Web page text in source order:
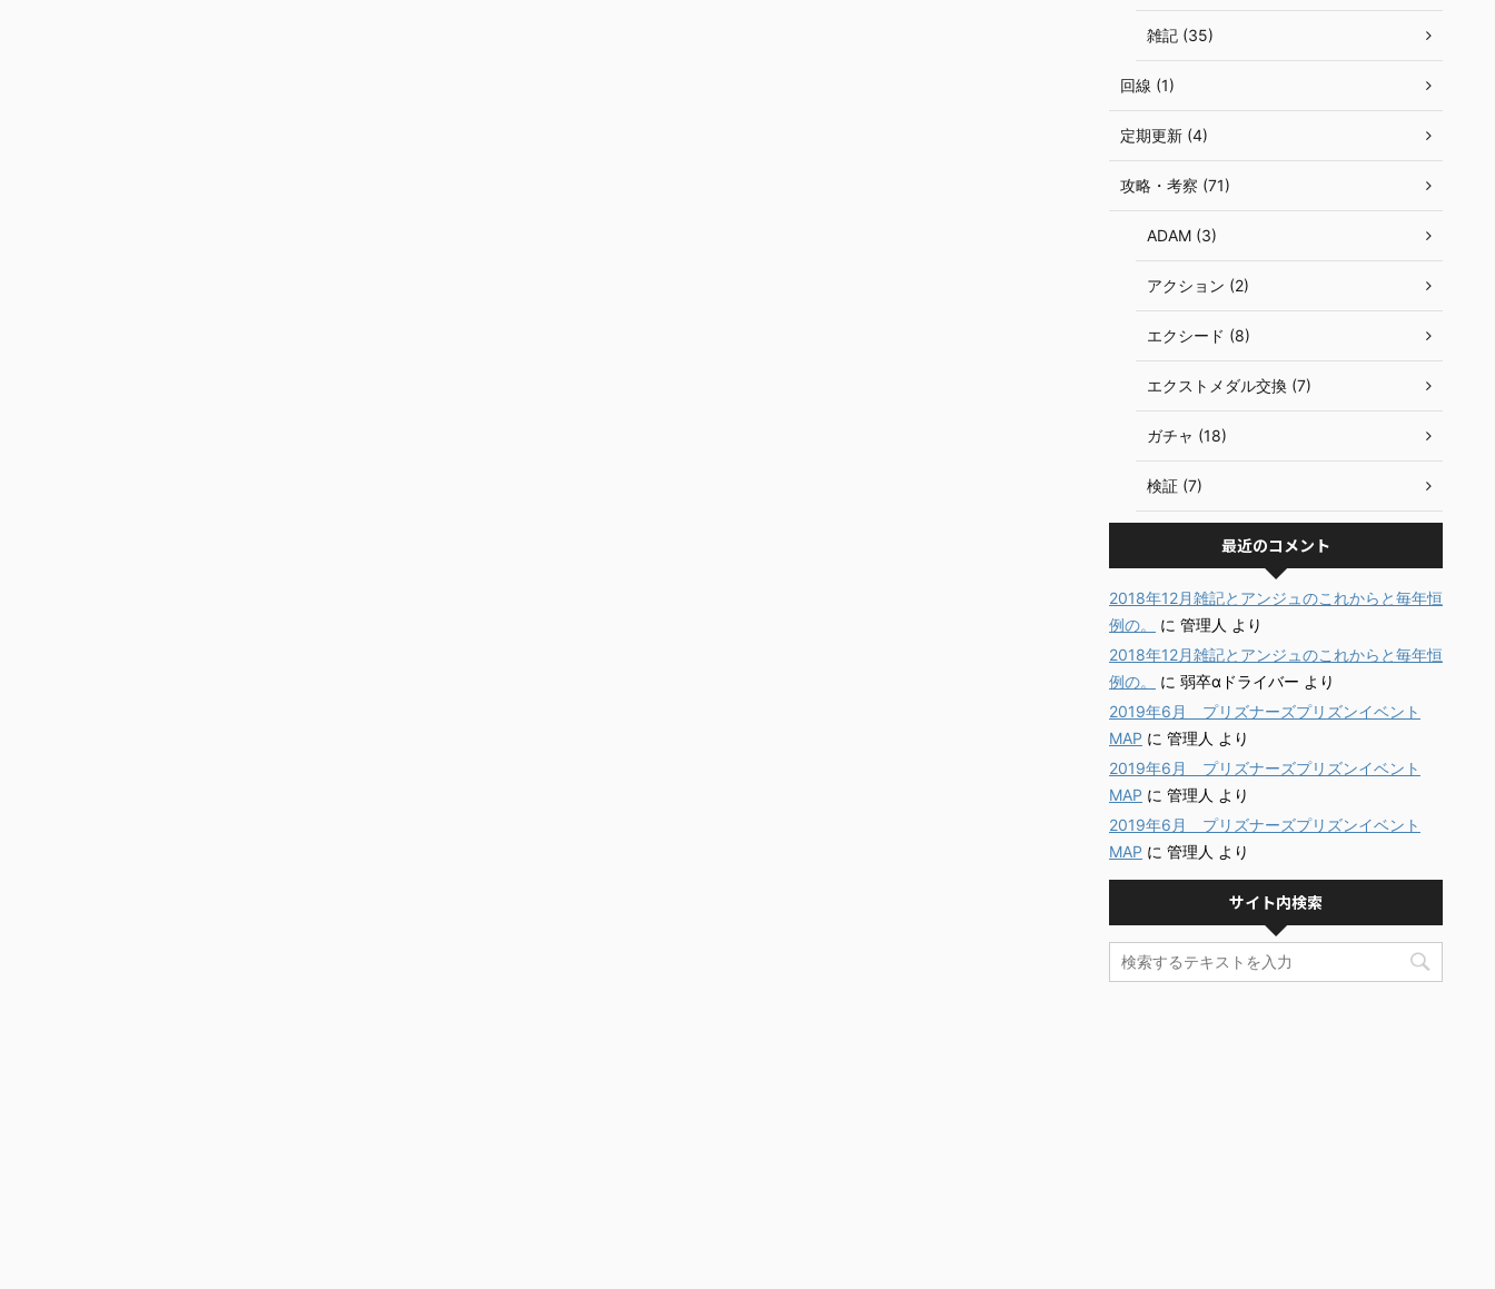
雑記 (35)
回線 (1)
定期更新 (4)
攻略・考察 (71)
ADAM (3)
アクション (2)
エクシード (8)
エクストメダル交換 (7)
ガチャ (18)
検証 (7)
最近のコメント
2018年12月雑記とアンジュのこれからと毎年恒
例の。
に 管理人 より
2018年12月雑記とアンジュのこれからと毎年恒
例の。
に 弱卒αドライバー より
2019年6月 プリズナーズプリズンイベント
MAP に 管理人 より
2019年6月 プリズナーズプリズンイベント
MAP に 管理人 より
2019年6月 プリズナーズプリズンイベント
MAP に 管理人 より
サイト内検索